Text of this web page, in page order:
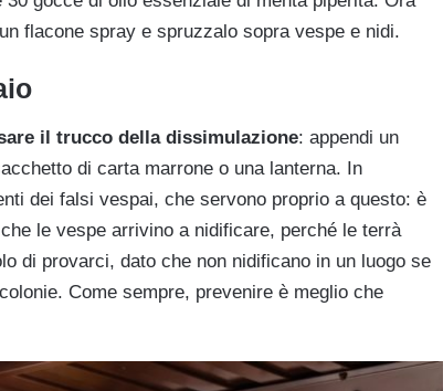
flacone spray e spruzzalo sopra vespe e nidi.
il trucco della dissimulazione: appendi un
di carta marrone o una lanterna. In
dei falsi vespai, che servono proprio a questo: è
le vespe arrivino a nidificare, perché le terrà
di provarci, dato che non nidificano in un luogo se
Come sempre, prevenire è meglio che